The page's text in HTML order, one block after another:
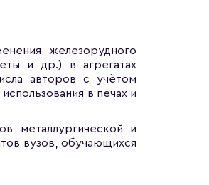
железорудного
и др.) в агрегатах
авторов с учётом
в печах и
металлургической и
вузов, обучающихся